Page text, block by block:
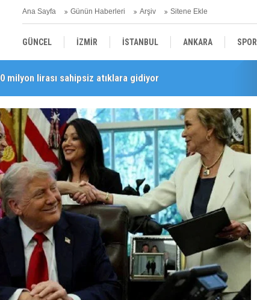
Ana Sayfa Günün Haberleri Arşiv Sitene Ekle
GÜNCEL İZMİR İSTANBUL ANKARA SPOR
YEREL SAĞLIK EKONOMİ
milyon lirası sahipsiz atıklara gidiyor
esnaf turu